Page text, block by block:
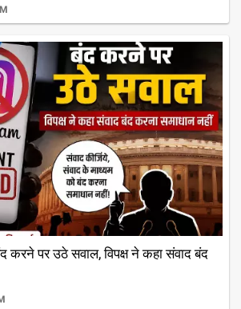
करने पर उठे सवाल, विपक्ष ने कहा संवाद बंद